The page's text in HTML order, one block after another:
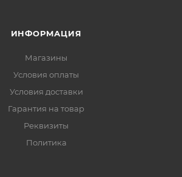
ИНФОРМАЦИЯ
Магазины
Условия оплаты
Условия доставки
Гарантия на товар
Реквизиты
Политика